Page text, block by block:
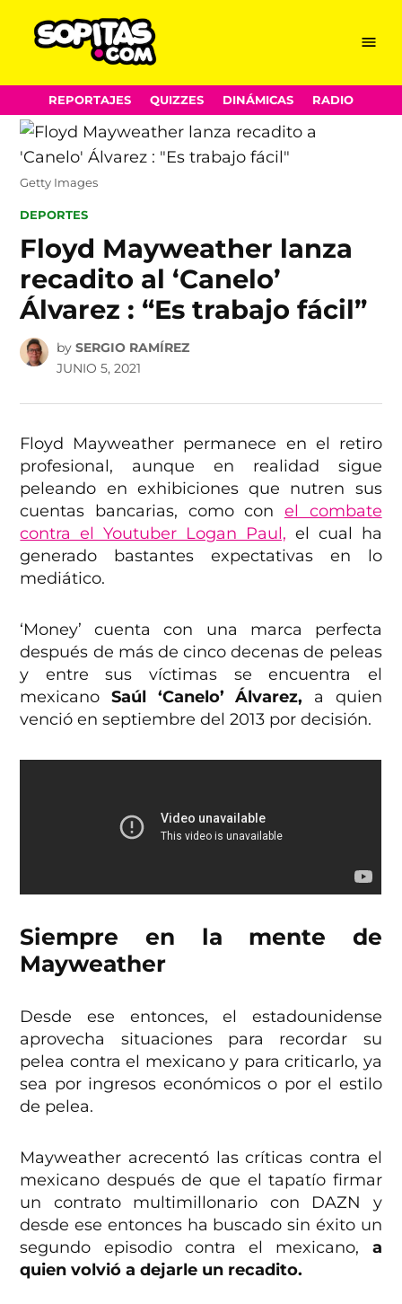
Skip
to
content
Menu
REPORTAJES QUIZZES DINÁMICAS RADIO
Getty Images
POSTED
DEPORTES
Floyd Mayweather lanza
recadito al ‘Canelo’
Álvarez : “Es trabajo fácil”
by SERGIO RAMÍREZ
JUNIO 5, 2021
Floyd Mayweather permanece en el retiro
profesional, aunque en realidad sigue
peleando en exhibiciones que nutren sus
cuentas bancarias, como con el combate
contra el Youtuber Logan Paul, el cual ha
generado bastantes expectativas en lo
mediático.
‘Money’ cuenta con una marca perfecta
después de más de cinco decenas de peleas
y entre sus víctimas se encuentra el
mexicano Saúl ‘Canelo’ Álvarez, a quien
venció en septiembre del 2013 por decisión.
Siempre en la mente de
Mayweather
Desde ese entonces, el estadounidense
aprovecha situaciones para recordar su
pelea contra el mexicano y para criticarlo, ya
sea por ingresos económicos o por el estilo
de pelea.
Mayweather acrecentó las críticas contra el
mexicano después de que el tapatío firmar
un contrato multimillonario con DAZN y
desde ese entonces ha buscado sin éxito un
segundo episodio contra el mexicano, a
quien volvió a dejarle un recadito.